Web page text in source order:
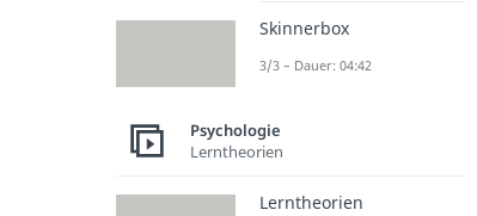
Skinnerbox
3/3 – Dauer: 04:42
Psychologie
Lerntheorien
Lerntheorien